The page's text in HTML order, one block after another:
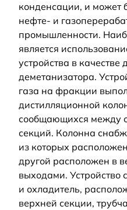
конденсации, и может
нефте- и
промышленности.
является
устройства в качестве
деметанизатора.
газа на фракции
дистилляционной
сообщающихся между
секций. Колонна
из которых
другой расположен в
выходами. Устройство
и охладитель,
верхней секции,